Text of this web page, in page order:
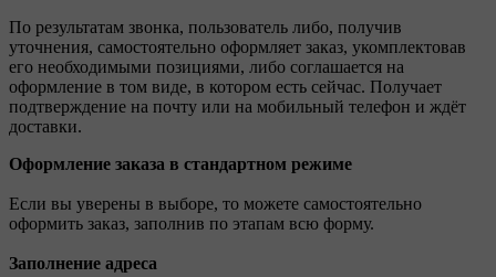
По результатам звонка, пользователь либо, получив
уточнения, самостоятельно оформляет заказ, укомплектовав
его необходимыми позициями, либо соглашается на
оформление в том виде, в котором есть сейчас. Получает
подтверждение на почту или на мобильный телефон и ждёт
доставки.
Оформление заказа в стандартном режиме
Если вы уверены в выборе, то можете самостоятельно
оформить заказ, заполнив по этапам всю форму.
Заполнение адреса